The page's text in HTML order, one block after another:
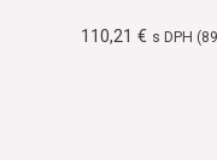
110,21 € s DPH (